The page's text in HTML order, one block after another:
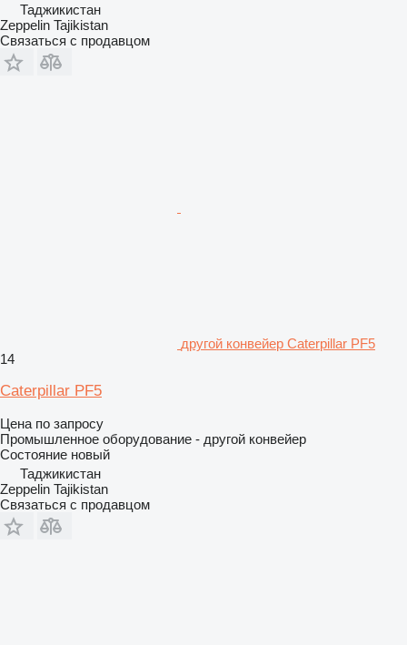
Таджикистан
Zeppelin Tajikistan
Связаться с продавцом
другой конвейер Caterpillar PF5
14
Caterpillar PF5
Цена по запросу
Промышленное оборудование - другой конвейер
Состояние новый
Таджикистан
Zeppelin Tajikistan
Связаться с продавцом